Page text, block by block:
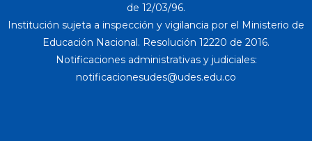
de 12/03/96.
Institución sujeta a inspección y vigilancia por el Ministerio de
Educación Nacional. Resolución 12220 de 2016.
Notificaciones administrativas y judiciales: